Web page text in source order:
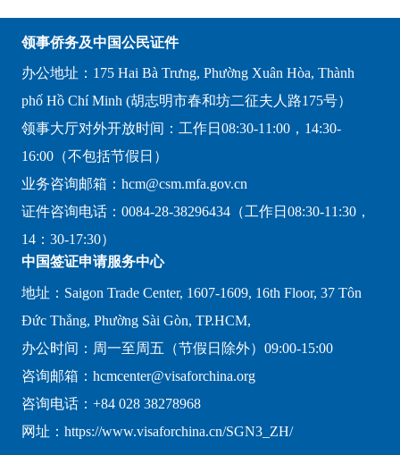
领事侨务及中国公民证件
办公地址：175 Hai Bà Trưng, Phường Xuân Hòa, Thành
phố Hồ Chí Minh (胡志明市春和坊二征夫人路175号）
领事大厅对外开放时间：工作日08:30-11:00，14:30-
16:00（不包括节假日）
业务咨询邮箱：hcm@csm.mfa.gov.cn
证件咨询电话：0084-28-38296434（工作日08:30-11:30，
14：30-17:30）
中国签证申请服务中心
地址：Saigon Trade Center, 1607-1609, 16th Floor, 37 Tôn
Đức Thắng, Phường Sài Gòn, TP.HCM,
办公时间：周一至周五（节假日除外）09:00-15:00
咨询邮箱：hcmcenter@visaforchina.org
咨询电话：+84 028 38278968
网址：https://www.visaforchina.cn/SGN3_ZH/